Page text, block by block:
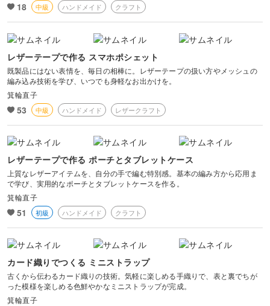
18 中級 ハンドメイド クラフト
レザーテープで作る スマホポシェット
既製品にはない表情を、毎日の相棒に。レザーテープの扱い方やメッシュの
編み込み技術を学び、いつでも身軽なお出かけを。
箕輪直子
53 中級 ハンドメイド レザークラフト
レザーテープで作る ポーチとタブレットケース
上質なレザーアイテムを、自分の手で編む特別感。基本の編み方から応用ま
で学び、実用的なポーチとタブレットケースを作る。
箕輪直子
51 初級 ハンドメイド クラフト
カード織りでつくる ミニストラップ
古くから伝わるカード織りの技術。気軽に楽しめる手織りで、表と裏でちが
った模様を楽しめる色鮮やかなミニストラップが完成。
箕輪直子